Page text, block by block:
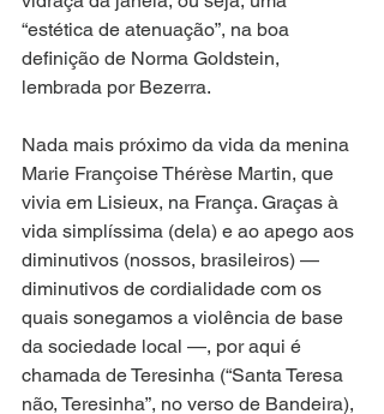
“estética de atenuação”, na boa
definição de Norma Goldstein,
lembrada por Bezerra.
Nada mais próximo da vida da menina
Marie Françoise Thérèse Martin, que
vivia em Lisieux, na França. Graças à
vida simplíssima (dela) e ao apego aos
diminutivos (nossos, brasileiros) —
diminutivos de cordialidade com os
quais sonegamos a violência de base
da sociedade local —, por aqui é
chamada de Teresinha (“Santa Teresa
não, Teresinha”, no verso de Bandeira),